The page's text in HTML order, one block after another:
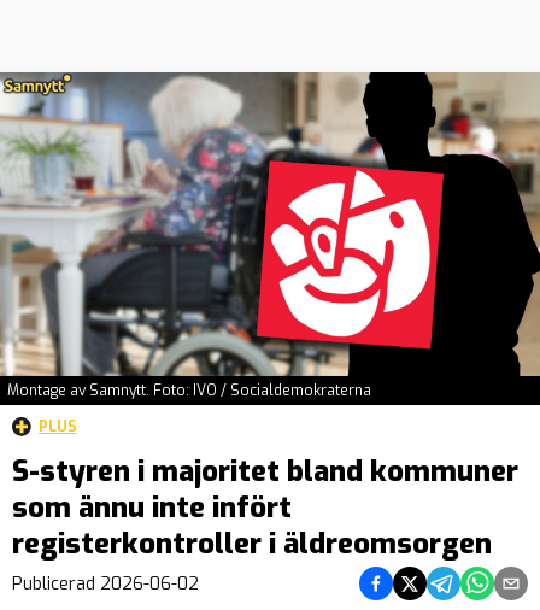
Montage av Samnytt. Foto: IVO / Socialdemokraterna
PLUS
S-styren i majoritet bland kommuner
som ännu inte infört
registerkontroller i äldreomsorgen
Publicerad 2026-06-02 Dela på Facebook
Dela på Twitter
Dela påDela på
Dela